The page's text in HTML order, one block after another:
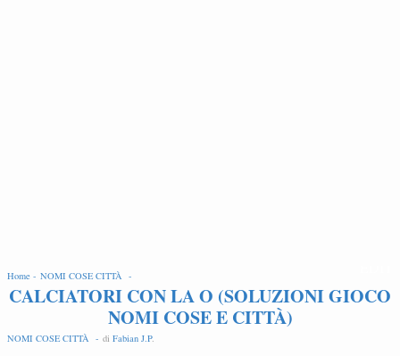
Home - NOMI COSE CITTÀ -
CALCIATORI CON LA O (SOLUZIONI GIOCO
NOMI COSE E CITTÀ)
NOMI COSE CITTÀ - di Fabian J.P.